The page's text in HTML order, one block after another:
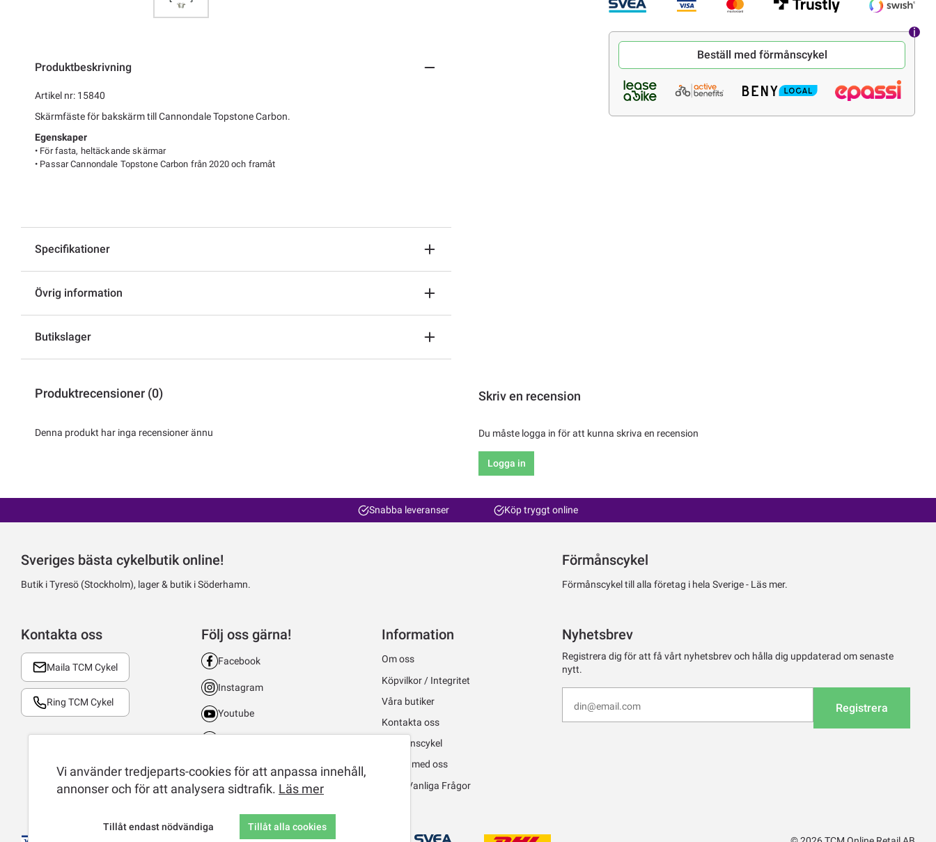
Produktbeskrivning
Artikel nr: 15840
Skärmfäste för bakskärm till Cannondale Topstone Carbon.
Egenskaper
• För fasta, heltäckande skärmar
• Passar Cannondale Topstone Carbon från 2020 och framåt
Specifikationer
Övrig information
Butikslager
Beställ med förmånscykel
Produktrecensioner (0)
Denna produkt har inga recensioner ännu
Skriv en recension
Du måste logga in för att kunna skriva en recension
Logga in
Snabba leveranser Köp tryggt online
Sveriges bästa cykelbutik online!
Butik i Tyresö (Stockholm), lager & butik i Söderhamn.
Förmånscykel
Förmånscykel till alla företag i hela Sverige - Läs mer.
Kontakta oss
Maila TCM Cykel
Ring TCM Cykel
Följ oss gärna!
Facebook
Instagram
Youtube
TikTok
Information
Om oss
Köpvilkor / Integritet
Våra butiker
Kontakta oss
Förmånscykel
Jobba med oss
FAQ - Vanliga Frågor
Nyhetsbrev
Registrera dig för att få vårt nyhetsbrev och hålla dig uppdaterad om senaste
nytt.
Registrera
Vi använder tredjeparts-cookies för att anpassa innehåll,
annonser och för att analysera sidtrafik. Läs mer
Tillåt endast nödvändiga Tillåt alla cookies